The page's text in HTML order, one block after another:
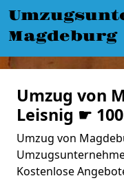
Magdeburg
Umzug von
Leisnig ☛
Umzug von
Kostenlose